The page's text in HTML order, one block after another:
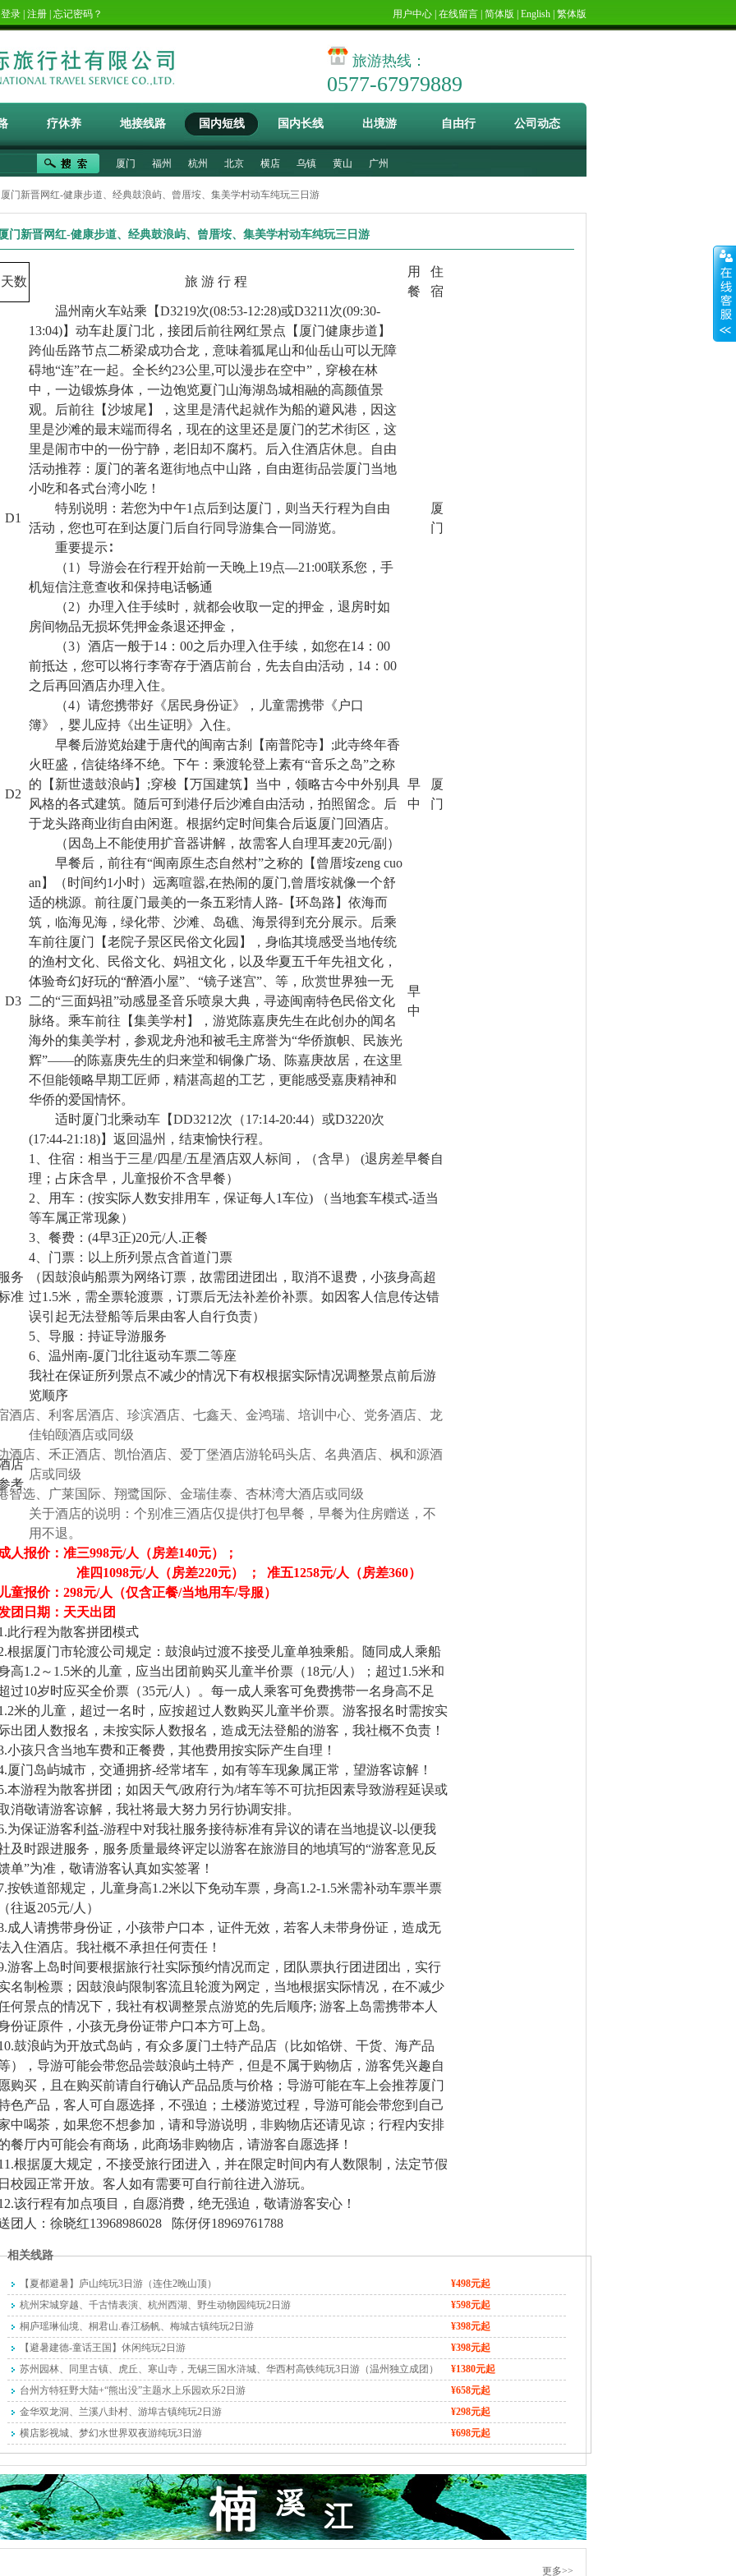
登录 注册 忘记密码？ 用户中心 在线留言 简体版 English 繁体版
旅游热线：
0577-67979889
疗休养 地接线路 国内短线 国内长线 出境游 自由行 公司动态
厦门 福州 杭州 北京 横店 乌镇 黄山 广州
门新晋网红-健康步道、经典鼓浪屿、曾厝垵、集美学村动车纯玩三日游
门新晋网红-健康步道、经典鼓浪屿、曾厝垵、集美学村动车纯玩三日游
天数 旅 游 行 程
用
餐
住
宿
D1
温州南火车站乘【D3219次(08:53-12:28)或D3211 次(09:30-
13:04)】动车赴厦门北，接团后前往网红景点【厦门健康步道】
跨仙岳路节点二桥梁成功合龙，意味着狐尾山和仙岳山可以无障
碍地“连”在一起。全长约23公里,可以漫步在空中”，穿梭在林
中，一边锻炼身体，一边饱览夏门山海湖岛城相融的高颜值景
观。后前往【沙坡尾】，这里是清代起就作为船的避风港，因这
里是沙滩的最末端而得名，现在的这里还是厦门的艺术街区，这
里是闹市中的一份宁静，老旧却不腐朽。后入住酒店休息。自由
活动推荐：厦门的著名逛街地点中山路，自由逛街品尝厦门当地
小吃和各式台湾小吃！
特别说明：若您为中午1 点后到达厦门，则当天行程为自由
活动，您也可在到达厦门后自行同导游集合一同游览。
重要提示∶
（1 ）导游会在行程开始前一天晚上19点—21:00联系您，手
机短信注意查收和保持电话畅通
（2）办理入住手续时，就都会收取一定的押金，退房时如
房间物品无损坏凭押金条退还押金，
（3）酒店一般于14 ： 00之后办理入住手续，如您在14 ： 00
前抵达，您可以将行李寄存于酒店前台，先去自由活动， 14 ： 00
之后再回酒店办理入住。
（4）请您携带好《居民身份证》，儿童需携带《户口
簿》，婴儿应持《出生证明》入住。
厦
门
D2
早餐后游览始建于唐代的闽南古刹【南普陀寺】 ;此寺终年香
火旺盛，信徒络绎不绝。下午：乘渡轮登上素有“音乐之岛”之称
的【新世遗鼓浪屿】 ;穿梭【万国建筑】当中，领略古今中外别具
风格的各式建筑。随后可到港仔后沙滩自由活动，拍照留念。后
于龙头路商业街自由闲逛。根据约定时间集合后返厦门回酒店。
（因岛上不能使用扩音器讲解，故需客人自理耳麦20元/副）
早
中
厦
门
D3
早餐后，前往有“闽南原生态自然村”之称的【曾厝垵zeng cuo
an 】（时间约1小时）远离喧嚣,在热闹的厦门,曾厝垵就像一个舒
适的桃源。前往厦门最美的一条五彩情人路- 【环岛路】依海而
筑，临海见海，绿化带、沙滩、岛礁、海景得到充分展示。后乘
车前往厦门【老院子景区民俗文化园】，身临其境感受当地传统
的渔村文化、民俗文化、妈祖文化，以及华夏五千年先祖文化，
体验奇幻好玩的“醉酒小屋”、“镜子迷宫”、等，欣赏世界独一无
二的“三面妈祖”动感显圣音乐喷泉大典，寻迹闽南特色民俗文化
脉络。乘车前往【集美学村】，游览陈嘉庚先生在此创办的闻名
海外的集美学村，参观龙舟池和被毛主席誉为“华侨旗帜、民族光
辉”——的陈嘉庚先生的归来堂和铜像广场、陈嘉庚故居，在这里
不但能领略早期工匠师，精湛高超的工艺，更能感受嘉庚精神和
华侨的爱国情怀。
适时厦门北乘动车【DD3212次（17:14-20:44）或D3220次
(17:44-21:18)】返回温州，结束愉快行程。
早
中
务
准
1 、住宿：相当于三星/四星/五星酒店双人标间，（含早） (退房差早餐自
理；占床含早，儿童报价不含早餐）
2 、用车： (按实际人数安排用车，保证每人 1车位) （当地套车模式-适当
等车属正常现象）
3 、餐费： (4早3正)20元/人 .正餐
4 、门票：以上所列景点含首道门票
（因鼓浪屿船票为网络订票，故需团进团出，取消不退费，小孩身高超
过1.5米，需全票轮渡票，订票后无法补差价补票。如因客人信息传达错
误引起无法登船等后果由客人自行负责）
5 、导服：持证导游服务
6 、温州南-厦门北往返动车票二等座
我社在保证所列景点不减少的情况下有权根据实际情况调整景点前后游
览顺序
店
考
酒店、利客居酒店、珍滨酒店、七鑫天、金鸿瑞、培训中心、党务酒店、龙
佳铂颐酒店或同级
酒店、禾正酒店、凯怡酒店、爱丁堡酒店游轮码头店、名典酒店、枫和源酒
店或同级
智选、广莱国际、翔鹭国际、金瑞佳泰、杏林湾大酒店或同级
关于酒店的说明：个别准三酒店仅提供打包早餐，早餐为住房赠送，不
用不退。
人报价：准三998元/人（房差140元）；
准四1098元/人（房差220元） ； 准五1258元/人（房差360）
童报价： 298元/人（仅含正餐/当地用车/导服）
团日期：天天出团
此行程为散客拼团模式
根据厦门市轮渡公司规定：鼓浪屿过渡不接受儿童单独乘船。随同成人乘船
高1.2 ～ 1.5米的儿童，应当出团前购买儿童半价票（18元/人）；超过1.5米和
过10岁时应买全价票（35元/人）。每一成人乘客可免费携带一名身高不足
米的儿童，超过一名时，应按超过人数购买儿童半价票。游客报名时需按实
出团人数报名，未按实际人数报名，造成无法登船的游客，我社概不负责！
小孩只含当地车费和正餐费，其他费用按实际产生自理！
厦门岛屿城市，交通拥挤-经常堵车，如有等车现象属正常，望游客谅解！
本游程为散客拼团；如因天气/政府行为/堵车等不可抗拒因素导致游程延误或
消敬请游客谅解，我社将最大努力另行协调安排。
为保证游客利益-游程中对我社服务接待标准有异议的请在当地提议-以便我
及时跟进服务，服务质量最终评定以游客在旅游目的地填写的“游客意见反
单”为准，敬请游客认真如实签署！
按铁道部规定，儿童身高1.2米以下免动车票，身高1.2-1.5米需补动车票半票
往返205元/人）
成人请携带身份证，小孩带户口本，证件无效，若客人未带身份证，造成无
入住酒店。我社概不承担任何责任！
游客上岛时间要根据旅行社实际预约情况而定，团队票执行团进团出，实行
名制检票；因鼓浪屿限制客流且轮渡为网定，当地根据实际情况，在不减少
何景点的情况下，我社有权调整景点游览的先后顺序; 游客上岛需携带本人
份证原件，小孩无身份证带户口本方可上岛。
鼓浪屿为开放式岛屿，有众多厦门土特产品店（比如馅饼、干货、海产品
），导游可能会带您品尝鼓浪屿土特产，但是不属于购物店，游客凭兴趣自
购买，且在购买前请自行确认产品品质与价格；导游可能在车上会推荐厦门
色产品，客人可自愿选择，不强迫；土楼游览过程，导游可能会带您到自己
中喝茶，如果您不想参加，请和导游说明，非购物店还请见谅；行程内安排
餐厅内可能会有商场，此商场非购物店，请游客自愿选择！
根据厦大规定，不接受旅行团进入，并在限定时间内有人数限制，法定节假
校园正常开放。客人如有需要可自行前往进入游玩。
该行程有加点项目，自愿消费，绝无强迫，敬请游客安心！
团人：徐晓红13968986028 陈伢伢18969761788
相关线路
¥498元起
【夏都避暑】庐山纯玩3日游（连住2晚山顶）
¥598元起
杭州宋城穿越、千古情表演、杭州西湖、野生动物园纯玩2日游
¥398元起
桐庐瑶琳仙境、桐君山.春江杨帆、梅城古镇纯玩2日游
¥398元起
【避暑建德-童话王国】休闲纯玩2日游
¥1380元起
苏州园林、同里古镇、虎丘、寒山寺，无锡三国水浒城、华西村高铁纯玩3日游（温州独立成团）
¥658元起
台州方特狂野大陆+“熊出没”主题水上乐园欢乐2日游
¥298元起
金华双龙洞、兰溪八卦村、游埠古镇纯玩2日游
¥698元起
横店影视城、梦幻水世界双夜游纯玩3日游
更多>>